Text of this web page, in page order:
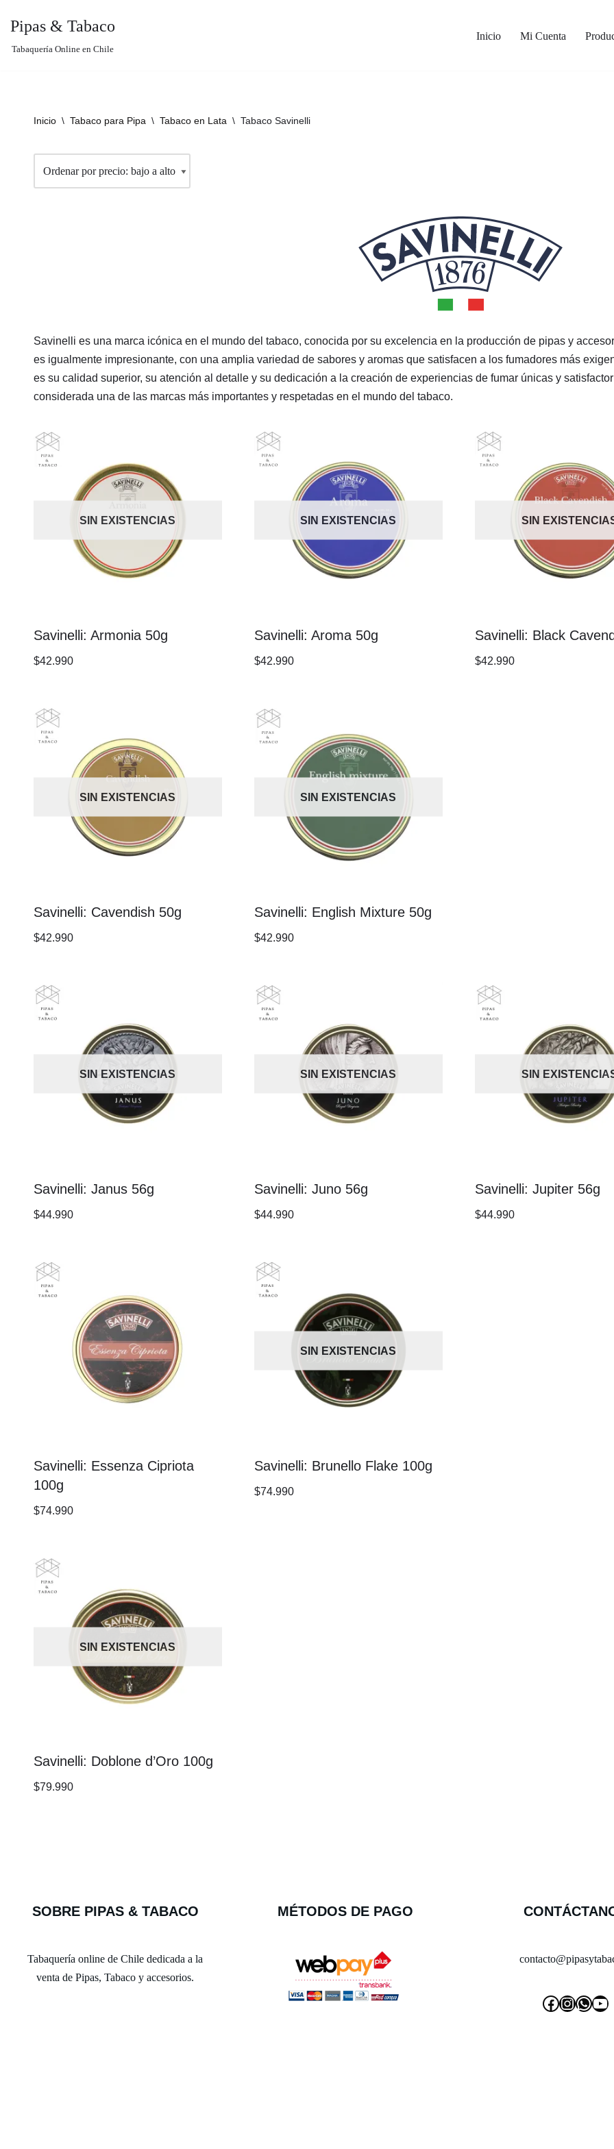
Saltar
Pipas & Tabaco
Tabaquería Online en Chile
Inicio Mi Cuenta
Inicio \ Tabaco para Pipa \ Tabaco en Lata \ Tabaco Savinelli
Savinelli es una marca icónica en el mundo del tabaco, conocida por su excelencia en la producción de pipas y
es igualmente impresionante, con una amplia variedad de sabores y aromas que satisfacen a los fumadores más
es su calidad superior, su atención al detalle y su dedicación a la creación de experiencias de fumar únicas y
considerada una de las marcas más importantes y respetadas en el mundo del tabaco.
SIN EXISTENCIAS
Savinelli: Armonia 50g
$42.990
SIN EXISTENCIAS
Savinelli: Aroma 50g
$42.990
SIN
Savinelli: Black
$42.990
SIN EXISTENCIAS
Savinelli: Cavendish 50g
$42.990
SIN EXISTENCIAS
Savinelli: English Mixture 50g
$42.990
SIN EXISTENCIAS
Savinelli: Janus 56g
$44.990
SIN EXISTENCIAS
Savinelli: Juno 56g
$44.990
SIN
Savinelli: Jupiter 56g
$44.990
Savinelli: Essenza Cipriota
100g
$74.990
SIN EXISTENCIAS
Savinelli: Brunello Flake 100g
$74.990
SIN EXISTENCIAS
Savinelli: Doblone d’Oro 100g
$79.990
SOBRE PIPAS & TABACO
Tabaquería online de Chile dedicada a la
venta de Pipas, Tabaco y accesorios.
MÉTODOS DE PAGO